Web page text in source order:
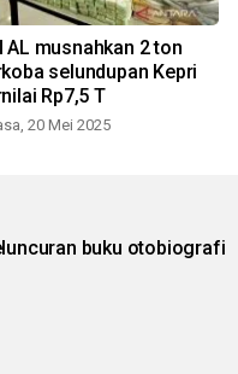
AL musnahkan 2 ton
selundupan Kepri
Rp7,5 T
20 Mei 2025
buku otobiografi